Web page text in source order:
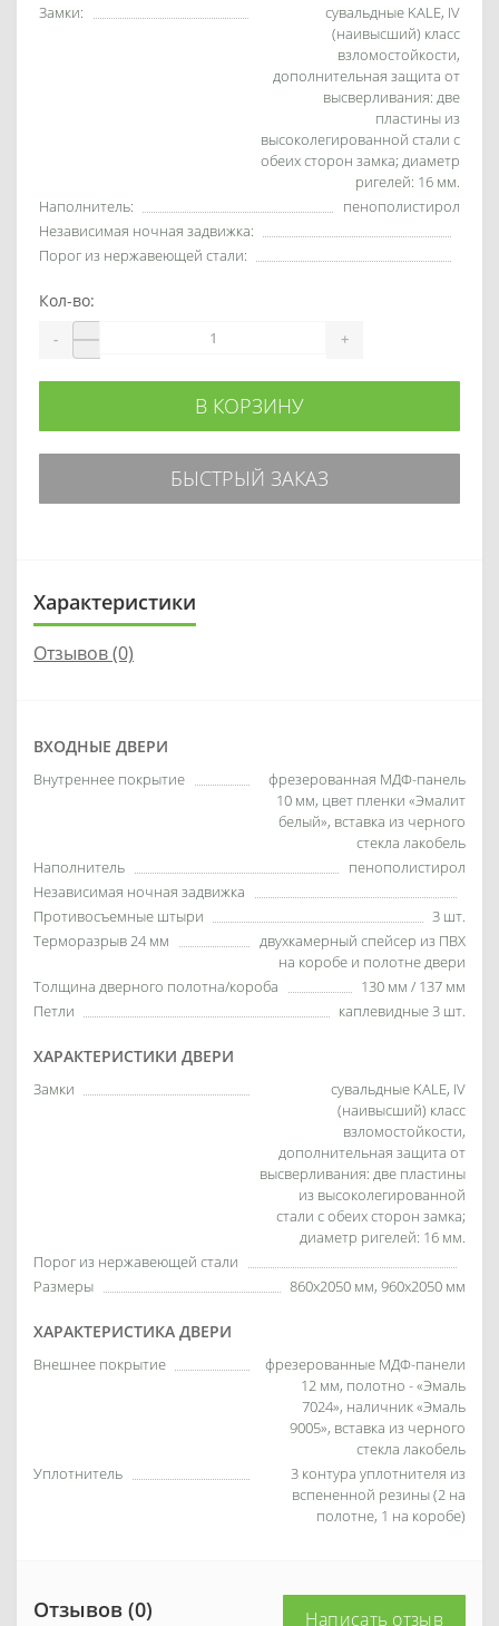
Замки:
сувальдные KALE, IV
(наивысший) класс
взломостойкости,
дополнительная защита от
высверливания: две
пластины из
высоколегированной стали с
обеих сторон замка; диаметр
ригелей: 16 мм.
Наполнитель:
пенополистирол
Независимая ночная задвижка:
Порог из нержавеющей стали:
Кол-во:
- +
В КОРЗИНУ
БЫСТРЫЙ ЗАКАЗ
Характеристики
Отзывов (0)
ВХОДНЫЕ ДВЕРИ
Внутреннее покрытие
фрезерованная МДФ-панель
10 мм, цвет пленки «Эмалит
белый», вставка из черного
стекла лакобель
Наполнитель
пенополистирол
Независимая ночная задвижка
Противосъемные штыри
3 шт.
Терморазрыв 24 мм
двухкамерный спейсер из ПВХ
на коробе и полотне двери
Толщина дверного полотна/короба
130 мм / 137 мм
Петли
каплевидные 3 шт.
ХАРАКТЕРИСТИКИ ДВЕРИ
Замки
сувальдные KALE, IV
(наивысший) класс
взломостойкости,
дополнительная защита от
высверливания: две пластины
из высоколегированной
стали с обеих сторон замка;
диаметр ригелей: 16 мм.
Порог из нержавеющей стали
Размеры
860х2050 мм, 960х2050 мм
ХАРАКТЕРИСТИКА ДВЕРИ
Внешнее покрытие
фрезерованные МДФ-панели
12 мм, полотно - «Эмаль
7024», наличник «Эмаль
9005», вставка из черного
стекла лакобель
Уплотнитель
3 контура уплотнителя из
вспененной резины (2 на
полотне, 1 на коробе)
Отзывов (0) Написать отзыв